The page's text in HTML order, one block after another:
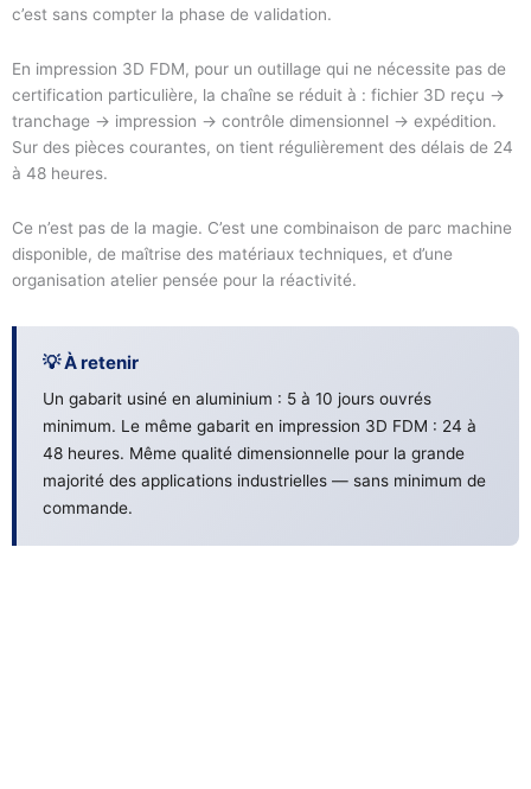
c’est sans compter la phase de validation.
En impression 3D FDM, pour un outillage qui ne nécessite pas de
certification particulière, la chaîne se réduit à : fichier 3D reçu →
tranchage → impression → contrôle dimensionnel → expédition.
Sur des pièces courantes, on tient régulièrement des délais de 24
à 48 heures.
Ce n’est pas de la magie. C’est une combinaison de parc machine
disponible, de maîtrise des matériaux techniques, et d’une
organisation atelier pensée pour la réactivité.
💡 À retenir
Un gabarit usiné en aluminium : 5 à 10 jours ouvrés
minimum. Le même gabarit en impression 3D FDM : 24 à
48 heures. Même qualité dimensionnelle pour la grande
majorité des applications industrielles — sans minimum de
commande.